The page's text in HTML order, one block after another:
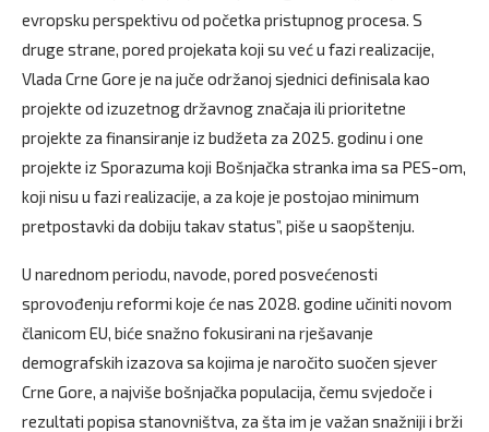
evropsku perspektivu od početka pristupnog procesa. S
druge strane, pored projekata koji su već u fazi realizacije,
Vlada Crne Gore je na juče održanoj sjednici definisala kao
projekte od izuzetnog državnog značaja ili prioritetne
projekte za finansiranje iz budžeta za 2025. godinu i one
projekte iz Sporazuma koji Bošnjačka stranka ima sa PES-om,
koji nisu u fazi realizacije, a za koje je postojao minimum
pretpostavki da dobiju takav status”, piše u saopštenju.
U narednom periodu, navode, pored posvećenosti
sprovođenju reformi koje će nas 2028. godine učiniti novom
članicom EU, biće snažno fokusirani na rješavanje
demografskih izazova sa kojima je naročito suočen sjever
Crne Gore, a najviše bošnjačka populacija, čemu svjedoče i
rezultati popisa stanovništva, za šta im je važan snažniji i brži